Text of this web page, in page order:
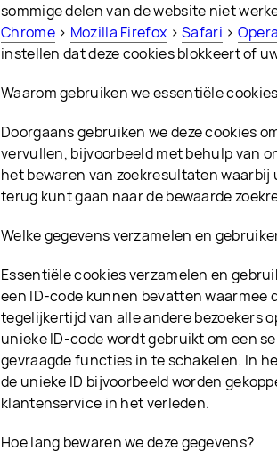
sommige delen van de website niet
Chrome> Mozilla Firefox >Safari > Opera
instellen dat deze cookies blokkeert of
Waarom gebruiken we essentiële
Doorgaans gebruiken we deze cookies
vervullen, bijvoorbeeld met behulp van
het bewaren van zoekresultaten
terug kunt gaan naar de bewaarde
Welke gegevens verzamelen en
Essentiële cookies verzamelen en
een ID-code kunnen bevatten waarmee
tegelijkertijd van alle andere bezoekers
unieke ID-code wordt gebruikt om een
gevraagde functies in te schakelen. In
de unieke ID bijvoorbeeld worden
klantenservice in het verleden.
Hoe lang bewaren we deze gegevens?